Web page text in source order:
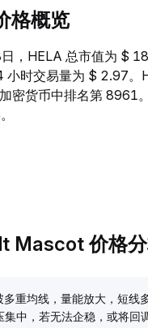
格概览
，HELA 总市值为 $
时交易量为 $ 2.97。
密货币中排名第
Mascot 价格分
多重均线，量能放大，短线
集中，若无法企稳，或将回